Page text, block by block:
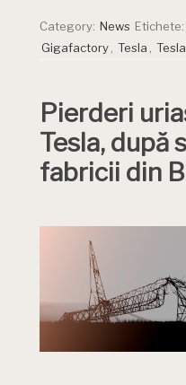
Category: News Etichete:
Gigafactory
Tesla
Pierderi
Tesla, după
fabricii din